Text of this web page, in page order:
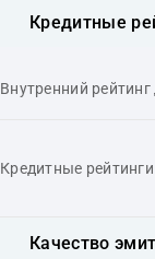
Кредитные
Внутренний
Кредитные рейтинги
Качество